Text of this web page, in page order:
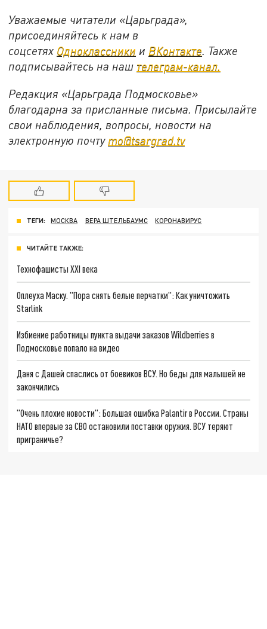
Уважаемые читатели «Царьграда»,
присоединяйтесь к нам в
соцсетях Одноклассники и ВКонтакте. Также
подписывайтесь на наш телеграм-канал.
Редакция «Царьграда Подмосковье»
благодарна за присланные письма. Присылайте
свои наблюдения, вопросы, новости на
электронную почту mo@tsargrad.tv
ТЕГИ: МОСКВА ВЕРА ШТЕЛЬБАУМС КОРОНАВИРУС
ЧИТАЙТЕ ТАКЖЕ:
Технофашисты XXI века
Оплеуха Маску. "Пора снять белые перчатки": Как уничтожить
Starlink
Избиение работницы пункта выдачи заказов Wildberries в
Подмосковье попало на видео
Даня с Дашей спаслись от боевиков ВСУ. Но беды для малышей не
закончились
"Очень плохие новости": Большая ошибка Palantir в России. Страны
НАТО впервые за СВО остановили поставки оружия. ВСУ теряют
приграничье?